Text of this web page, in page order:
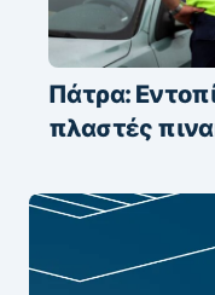
Πάτρα:
πλαστές